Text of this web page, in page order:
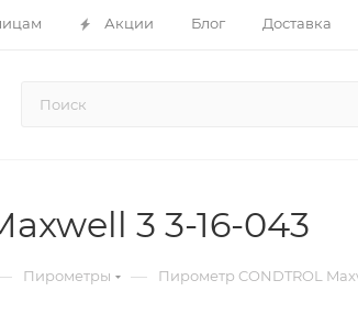
Акции Блог Доставка
3 3-16-043
Пирометры — Пирометр CONDTROL